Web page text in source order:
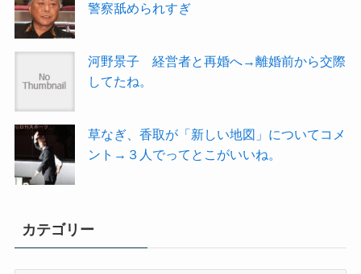
警察舐められすぎ
河野景子 経営者と再婚へ→離婚前から交際
してたね。
草なぎ、香取が「新しい地図」についてコメ
ント→３人でってとこがいいね。
カテゴリー